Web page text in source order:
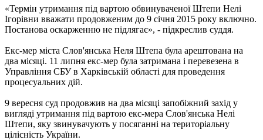
«Термін утримання під вартою обвинуваченої Штепи Нелі
Ігорівни вважати продовженим до 9 січня 2015 року включно.
Постанова оскарженню не підлягає», - підкреслив суддя.
Екс-мер міста Слов'янська Неля Штепа була арештована на
два місяці. 11 липня екс-мер була затримана і перевезена в
Управління СБУ в Харківській області для проведення
процесуальних дій.
9 вересня суд продовжив на два місяці запобіжний захід у
вигляді утримання під вартою екс-мера Слов'янська Нелі
Штепи, яку звинувачують у посяганні на територіальну
цілісність України.